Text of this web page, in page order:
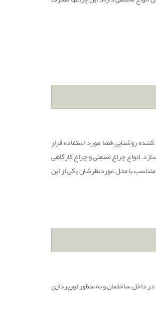
روشنایی فضا مورد استفاده قرار
انواع چراغ صنعتی و چراغ کارگاهی
با محل موردنظرشان یکی از این
داخل ساختمان و به منظور نورپردازی